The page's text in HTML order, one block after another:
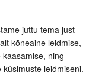
juttu tema just-
kõneaine leidmise,
ning
küsimuste leidmiseni.